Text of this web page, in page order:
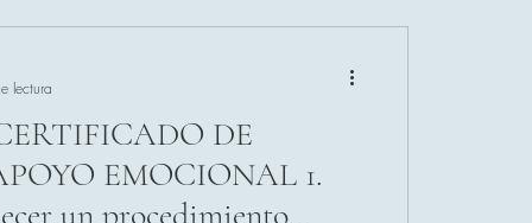
DE
EMOCIONAL 1.
lectura